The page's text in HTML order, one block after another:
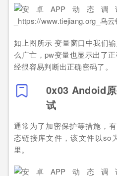
如上图所示 变量窗口中我们
么广亡，pw变量也显示出了
经很容易判断出正确密码了。
0x03 Andoid
试
通常为了加密保护等措施，
态链接库文件，该文件以so
里。